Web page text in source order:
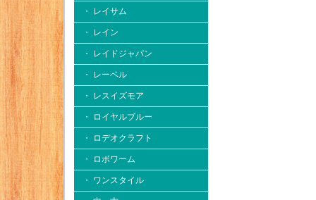
・ レイサム
・ レイン
・ レイドジャパン
・ レーベル
・ レスイズモア
・ ロイヤルブルー
・ ロデオクラフト
・ ロボワーム
・ ワンスタイル